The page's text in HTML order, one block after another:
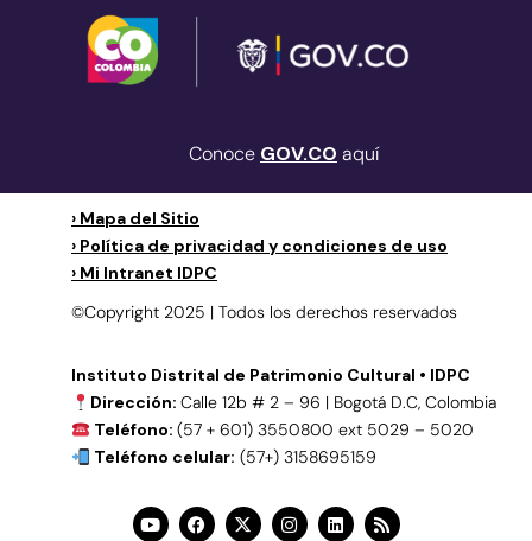
Conoce GOV.CO aquí
› Mapa del Sitio
› Política de privacidad y condiciones de uso
› Mi Intranet IDPC
©Copyright 2025 | Todos los derechos reservados
Instituto Distrital de Patrimonio Cultural • IDPC
Dirección: Calle 12b # 2 – 96 | Bogotá D.C, Colombia
Teléfono: (57 + 601) 3550800 ext 5029 – 5020
Teléfono celular: (57+) 3158695159